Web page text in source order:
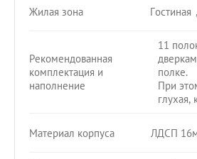
Жилая зона Гостиная ,
Рекомендованная
комплектация и
наполнение
11
полке.
При
Материал корпуса ЛДСП